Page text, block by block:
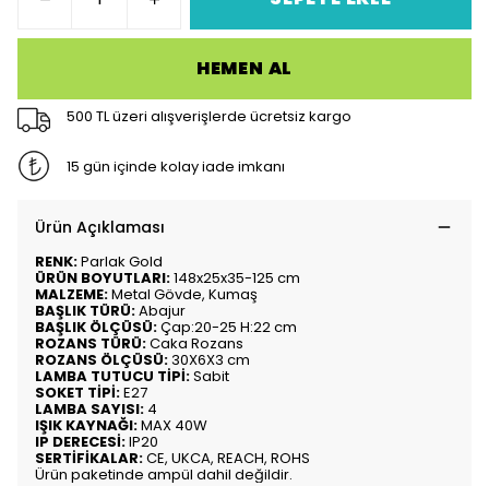
HEMEN AL
500 TL üzeri alışverişlerde ücretsiz kargo
15 gün içinde kolay iade imkanı
Ürün Açıklaması
RENK:Parlak Gold
ÜRÜN BOYUTLARI:148x25x35-125 cm
MALZEME:Metal Gövde, Kumaş
BAŞLIK TÜRÜ:Abajur
BAŞLIK ÖLÇÜSÜ:Çap:20-25 H:22 cm
ROZANS TÜRÜ:Caka Rozans
ROZANS ÖLÇÜSÜ:30X6X3 cm
LAMBA TUTUCU TİPİ:Sabit
SOKET TİPİ:E27
LAMBA SAYISI: 4
IŞIK KAYNAĞI:MAX 40W
IP DERECESİ:IP20
SERTİFİKALAR:CE, UKCA, REACH, ROHS
Ürün paketinde ampül dahil değildir.